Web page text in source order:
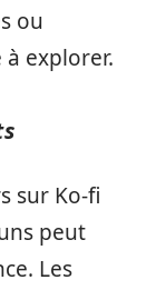
ou
explorer.
sur Ko-fi
peut
Les